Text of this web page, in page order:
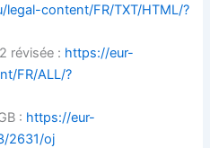
legal-content/FR/TXT/HTML/?
révisée : https://eur-
FR/ALL/?
: https://eur-
2631/oj